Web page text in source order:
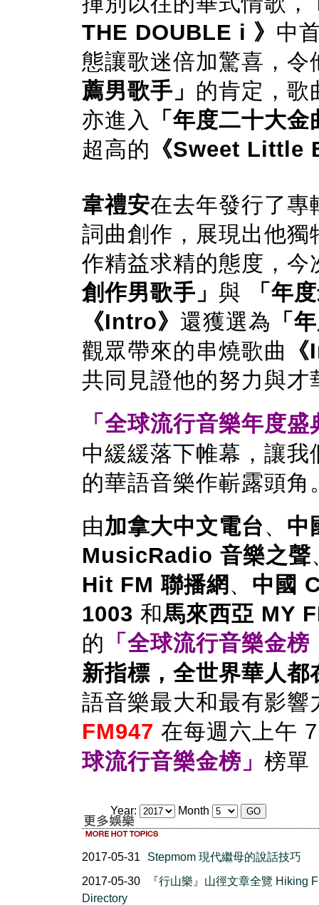
THE DOUBLE i 》 中
態讓歌迷倍加驚喜，令
薦男歌手」 的肯定，歌
亦進入
「年度二十大金
超高的 《Sweet Little
韋禮安在去年發行了專
詞曲創作，展現出他
作精益求精的態度，
創作男歌手」 與
「年
《Intro》 還獲選為 「
觀眾帶來的串燒歌曲
共同見證他的努力與才
「全球流行音樂年度盛
中緩緩落下帷幕，讓
的華語音樂作嶄露頭
由加拿大中文電台、 中
MusicRadio 音樂之聲
Hit FM 聯播網 、 中國
1003 和馬來西亞 MY
的 「全球流行音樂金榜
新指標，全世界華人都
語音樂最大和最有影響
FM947 在每週六上午
球流行音樂金榜」 榜單
Year: Month
2017-05-31
Stepmom 現代繼母的說話技巧
2017-05-30
『行山樂』山徑文章全覽 Hiking
Directory